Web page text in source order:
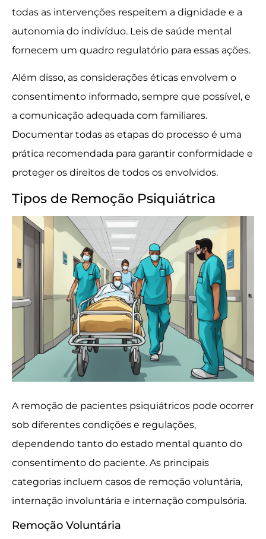
todas as intervenções respeitem a dignidade e a
autonomia do indivíduo. Leis de saúde mental
fornecem um quadro regulatório para essas ações.
Além disso, as considerações éticas envolvem o
consentimento informado, sempre que possível, e
a comunicação adequada com familiares.
Documentar todas as etapas do processo é uma
prática recomendada para garantir conformidade e
proteger os direitos de todos os envolvidos.
Tipos de Remoção Psiquiátrica
A remoção de pacientes psiquiátricos pode ocorrer
sob diferentes condições e regulações,
dependendo tanto do estado mental quanto do
consentimento do paciente. As principais
categorias incluem casos de remoção voluntária,
internação involuntária e internação compulsória.
Remoção Voluntária